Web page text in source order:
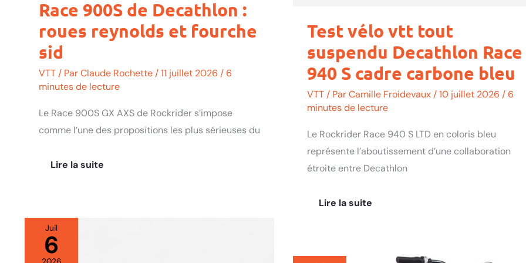
Race 900S de Decathlon :
roues reynolds et fourche
sid
VTT / ParClaude Rochette /11 juillet 2026 / 6
minutes de lecture
Le Race 900S GX AXS de Rockrider s’impose
comme l’une des propositions les plus sérieuses du
Lire la suite
Test vélo vtt tout
suspendu Decathlon Race
940 S cadre carbone bleu
VTT / ParCamille Froidevaux /10 juillet 2026 / 6
minutes de lecture
Le Rockrider Race 940 S LTD en coloris bleu
représente l’aboutissement d’une collaboration
étroite entre Decathlon
Lire la suite
Juil
6
Test
vélo